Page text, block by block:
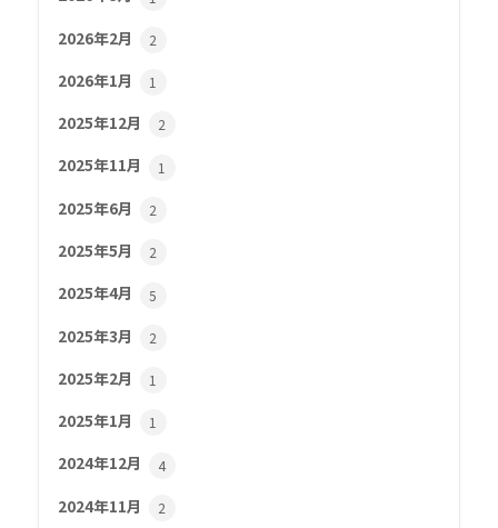
2026年2月 2
2026年1月 1
2025年12月 2
2025年11月 1
2025年6月 2
2025年5月 2
2025年4月 5
2025年3月 2
2025年2月 1
2025年1月 1
2024年12月 4
2024年11月 2